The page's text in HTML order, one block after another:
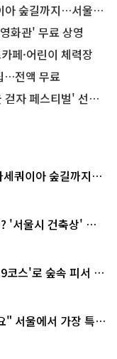
지…서울둘레길 15코스
화관' 무료 상영
페·어린이 체력장
…전액 무료
티벌' 선착순 5천명
세쿼이아 숲길까지…
'서울시 건축상' 수
코스'로 숲속 피서 떠
" 서울에서 가장 특별